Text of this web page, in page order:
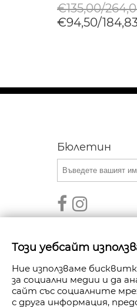
€135,00/
€94,50/
Бюлетин
АВТОРСКИ ПРАВА
Този уебсайт
Ние използваме
за социални медии и да
сайт със социалните
с друга информация,